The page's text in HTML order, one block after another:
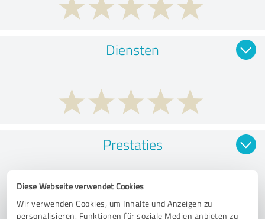
Diese Webseite verwendet Cookies
Wir verwenden Cookies, um Inhalte und Anzeigen zu
personalisieren, Funktionen für soziale Medien anbieten zu
Diensten
Prestaties